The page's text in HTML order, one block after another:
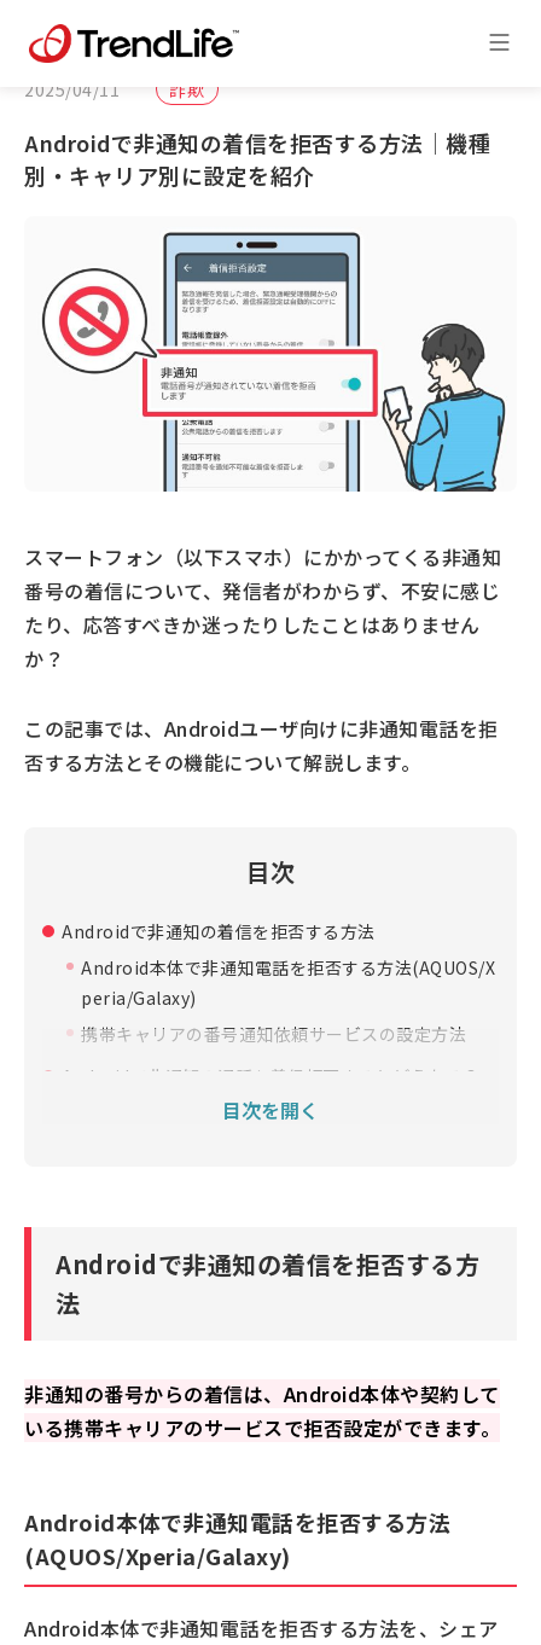
2025/04/11 詐欺
Androidで非通知の着信を拒否する方法│機種
別・キャリア別に設定を紹介
スマートフォン（以下スマホ）にかかってくる非通知
番号の着信について、発信者がわからず、不安に感じ
たり、応答すべきか迷ったりしたことはありません
か？
この記事では、Androidユーザ向けに非通知電話を拒
否する方法とその機能について解説します。
目次
Androidで非通知の着信を拒否する方法
Android本体で非通知電話を拒否する方法(AQUOS/X
peria/Galaxy)
携帯キャリアの番号通知依頼サービスの設定方法
Androidで非通知の通話を着信拒否するとどうなる？
Androidで非通知の着信拒否を解除する方法
目次を開く
Androidで非通知の着信を拒否する方
法
非通知の番号からの着信は、Android本体や契約して
いる携帯キャリアのサービスで拒否設定ができます。
Android本体で非通知電話を拒否する方法
(AQUOS/Xperia/Galaxy)
Android本体で非通知電話を拒否する方法を、シェア